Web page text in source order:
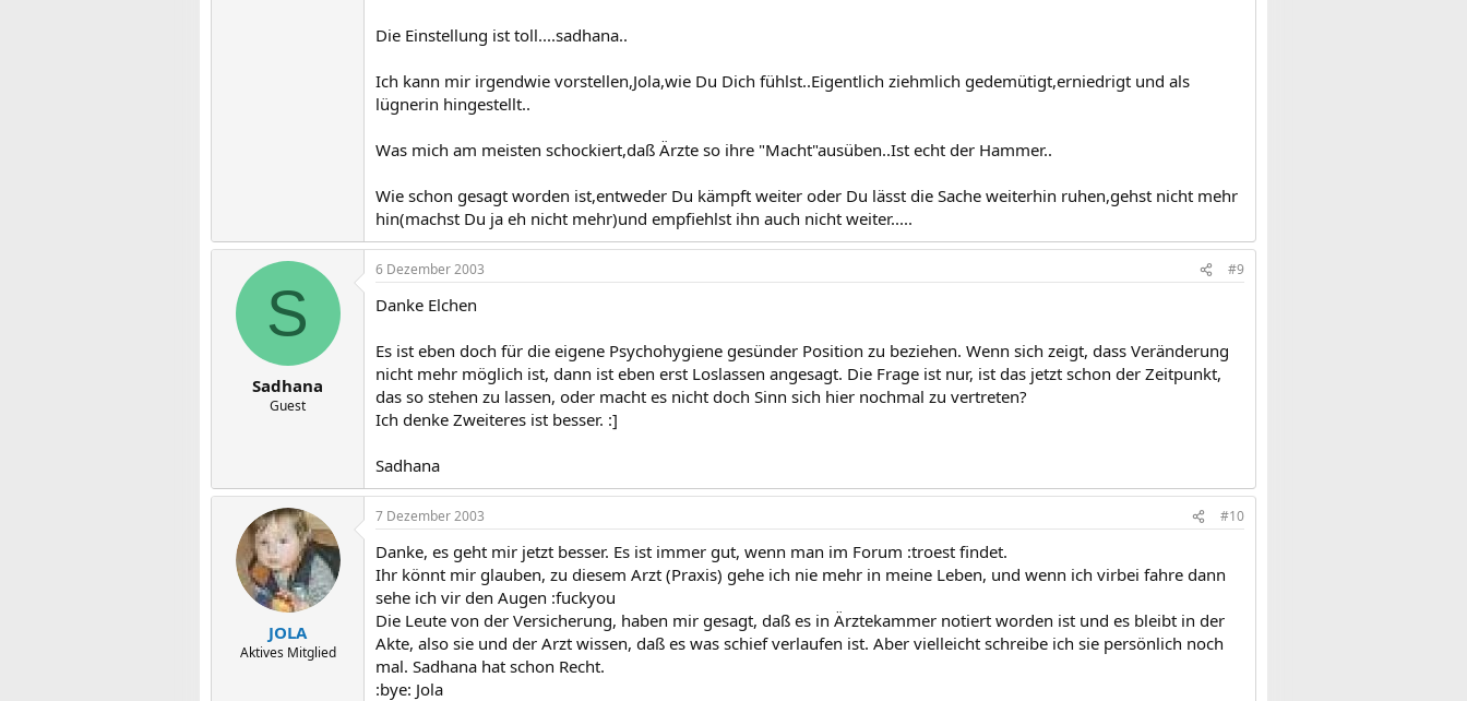
auch nicht. Dieser Arzt hat menschlich versagt und das sollte auch deutlich gemacht werden.
Liebe Grüße
Die Einstellung ist toll....sadhana..
Ich kann mir irgendwie vorstellen,Jola,wie Du Dich fühlst..Eigentlich ziehmlich gedemütigt,erniedrigt und als
lügnerin hingestellt..
Was mich am meisten schockiert,daß Ärzte so ihre "Macht"ausüben..Ist echt der Hammer..
Wie schon gesagt worden ist,entweder Du kämpft weiter oder Du lässt die Sache weiterhin ruhen,gehst nicht mehr
hin(machst Du ja eh nicht mehr)und empfiehlst ihn auch nicht weiter.....
S
Sadhana
Guest
6 Dezember 2003 #9
Danke Elchen
Es ist eben doch für die eigene Psychohygiene gesünder Position zu beziehen. Wenn sich zeigt, dass Veränderung
nicht mehr möglich ist, dann ist eben erst Loslassen angesagt. Die Frage ist nur, ist das jetzt schon der Zeitpunkt,
das so stehen zu lassen, oder macht es nicht doch Sinn sich hier nochmal zu vertreten?
Ich denke Zweiteres ist besser. :]
Sadhana
JOLA
Aktives Mitglied
7 Dezember 2003 #10
Danke, es geht mir jetzt besser. Es ist immer gut, wenn man im Forum :troest findet.
Ihr könnt mir glauben, zu diesem Arzt (Praxis) gehe ich nie mehr in meine Leben, und wenn ich virbei fahre dann
sehe ich vir den Augen :fuckyou
Die Leute von der Versicherung, haben mir gesagt, daß es in Ärztekammer notiert worden ist und es bleibt in der
Akte, also sie und der Arzt wissen, daß es was schief verlaufen ist. Aber vielleicht schreibe ich sie persönlich noch
mal. Sadhana hat schon Recht.
:bye: Jola